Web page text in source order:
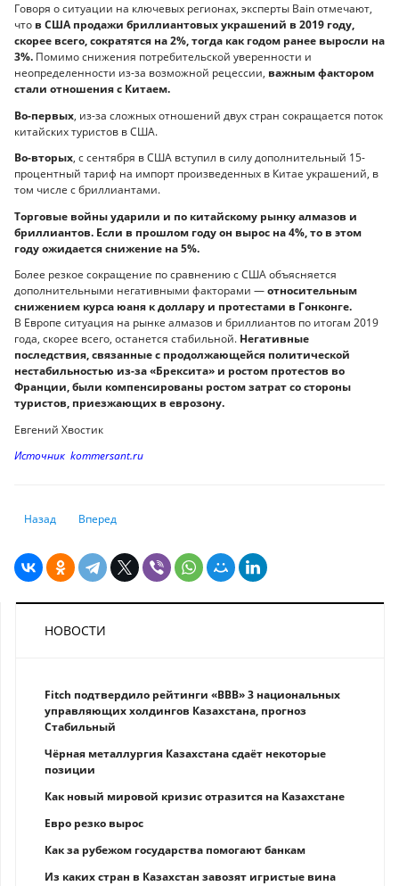
Говоря о ситуации на ключевых регионах, эксперты Bain отмечают,
что в США продажи бриллиантовых украшений в 2019 году,
скорее всего, сократятся на 2%, тогда как годом ранее выросли на
3%. Помимо снижения потребительской уверенности и
неопределенности из-за возможной рецессии, важным фактором
стали отношения с Китаем.
Во-первых, из-за сложных отношений двух стран сокращается поток
китайских туристов в США.
Во-вторых, с сентября в США вступил в силу дополнительный 15-
процентный тариф на импорт произведенных в Китае украшений, в
том числе с бриллиантами.
Торговые войны ударили и по китайскому рынку алмазов и
бриллиантов. Если в прошлом году он вырос на 4%, то в этом
году ожидается снижение на 5%.
Более резкое сокращение по сравнению с США объясняется
дополнительными негативными факторами —относительным
снижением курса юаня к доллару и протестами в Гонконге.
В Европе ситуация на рынке алмазов и бриллиантов по итогам 2019
года, скорее всего, останется стабильной. Негативные
последствия, связанные с продолжающейся политической
нестабильностью из-за «Брексита» и ростом протестов во
Франции, были компенсированы ростом затрат со стороны
туристов, приезжающих в еврозону.
Евгений Хвостик
Источник kommersant.ru
Предыдущий: По закону джунглей: Всемирная торговая организация
Назад Следующий: Онлайн-продажи в США в киберпонедельник
Вперед
НОВОСТИ
Fitch подтвердило рейтинги «BBB» 3 национальных
управляющих холдингов Казахстана, прогноз
Стабильный
Чёрная металлургия Казахстана сдаёт некоторые
позиции
Как новый мировой кризис отразится на Казахстане
Eврo рeзкo вырос
Как за рубежом государства помогают банкам
Из каких стран в Казахстан завозят игристые вина